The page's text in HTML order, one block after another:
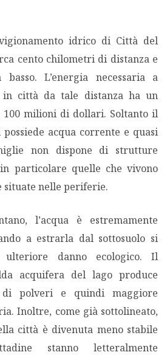
idrico di Città del
cento chilometri di distanza e
L’energia necessaria a
in città da tale distanza ha un
100 milioni di dollari. Soltanto il
acqua corrente e quasi
non dispone di strutture
particolare quelle che vivono
situate nelle periferie.
l’acqua è estremamente
a estrarla dal sottosuolo si
ulteriore danno ecologico. Il
acquifera del lago produce
polveri e quindi maggiore
Inoltre, come già sottolineato,
città è divenuta meno stabile
stanno letteralmente